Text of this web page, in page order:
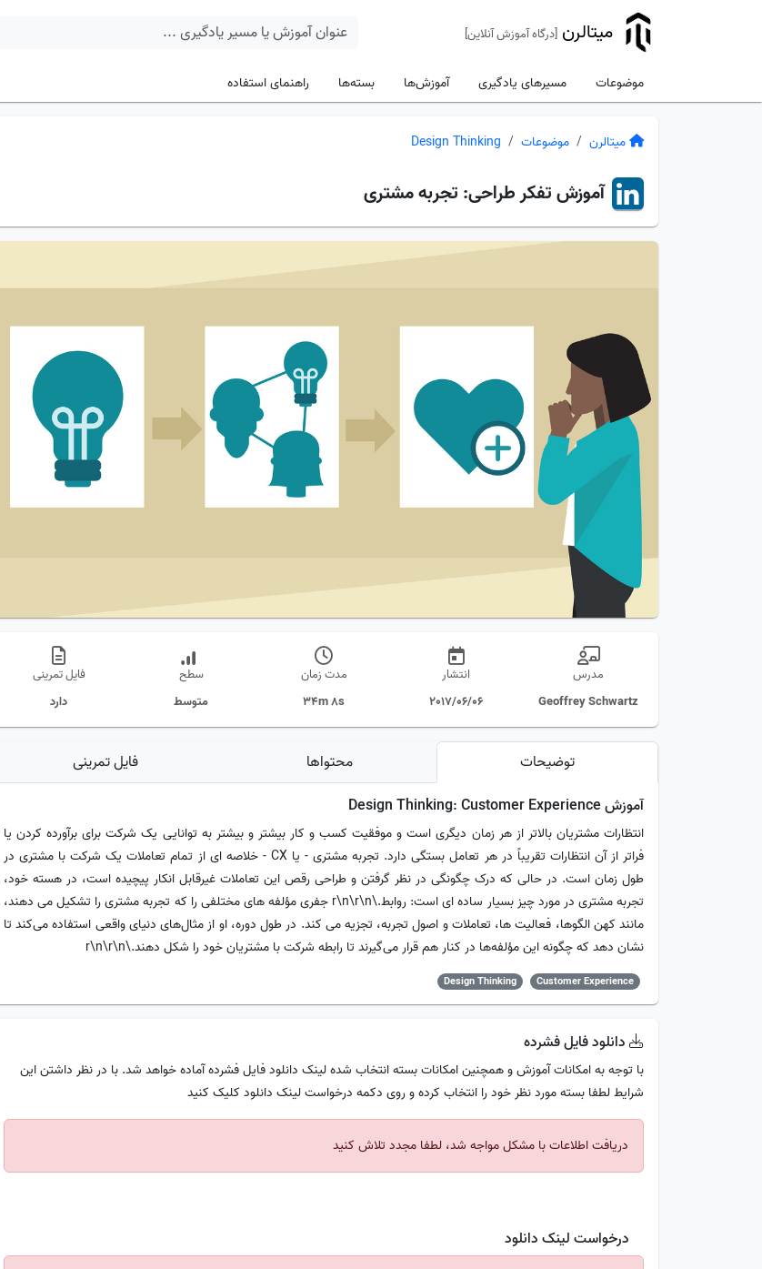
میتالرن [درگاه آموزش آنلاین]
موضوعات مسیرهای یادگیری آموزش‌ها بسته‌ها راهنمای استفاده
میتالرن موضوعات Design Thinking
آموزشتفکر طراحی: تجربه مشتری
مدرس
Geoffrey Schwartz
انتشار
2017/06/06
مدت زمان
34m 8s
سطح
متوسط
فایل تمرینی
دارد
توضیحات محتواها
فایل تمرینی
آموزش Design Thinking: Customer Experience
انتظارات مشتریان بالاتر از هر زمان دیگری است و موفقیت کسب و کار بیشتر و بیشتر به توانایی یک شرکت برای برآورده کردن یا
فراتر از آن انتظارات تقریباً در هر تعامل بستگی دارد. تجربه مشتری - یا CX - خلاصه ای از تمام تعاملات یک شرکت با مشتری در
طول زمان است. در حالی که درک چگونگی در نظر گرفتن و طراحی رقص این تعاملات غیرقابل انکار پیچیده است، در هسته خود،
تجربه مشتری در مورد چیز بسیار ساده ای است: روابط.\r\n\r\n جفری مؤلفه های مختلفی را که تجربه مشتری را تشکیل می دهند،
مانند کهن الگوها، فعالیت ها، تعاملات و اصول تجربه، تجزیه می کند. در طول دوره، او از مثال‌های دنیای واقعی استفاده می‌کند تا
نشان دهد که چگونه این مؤلفه‌ها در کنار هم قرار می‌گیرند تا رابطه شرکت با مشتریان خود را شکل دهند.\r\n\r\n
Customer Experience
Design Thinking
دانلود فایل فشرده
با توجه به امکانات آموزش و همچنین امکانات بسته انتخاب شده لینک دانلود فایل فشرده آماده خواهد شد. با در نظر داشتن این
شرایط لطفا بسته مورد نظر خود را انتخاب کرده و روی دکمه درخواست لینک دانلود کلیک کنید
دریافت اطلاعات با مشکل مواجه شد، لطفا مجدد تلاش کنید
درخواست لینک دانلود